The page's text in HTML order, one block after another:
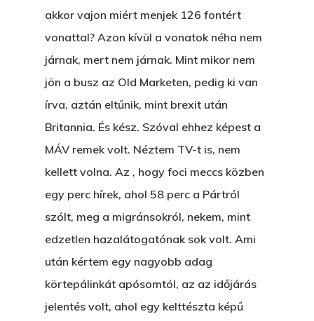
akkor vajon miért menjek 126 fontért
vonattal? Azon kívül a vonatok néha nem
járnak, mert nem járnak. Mint mikor nem
jön a busz az Old Marketen, pedig ki van
írva, aztán eltűnik, mint brexit után
Britannia. És kész. Szóval ehhez képest a
MÁV remek volt. Néztem TV-t is, nem
kellett volna. Az , hogy foci meccs közben
egy perc hírek, ahol 58 perc a Pártról
szólt, meg a migránsokról, nekem, mint
edzetlen hazalátogatónak sok volt. Ami
után kértem egy nagyobb adag
körtepálinkát apósomtól, az az időjárás
jelentés volt, ahol egy kelttészta képű